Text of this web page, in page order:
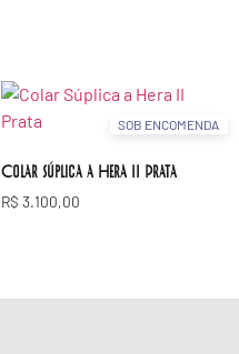
SOB ENCOMENDA
Colar Súplica a Hera II Prata
R$ 3.100,00